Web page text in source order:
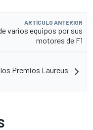
ARTÍCULO ANTERIOR
varios equipos por sus
motores de F1
Premios Laureus